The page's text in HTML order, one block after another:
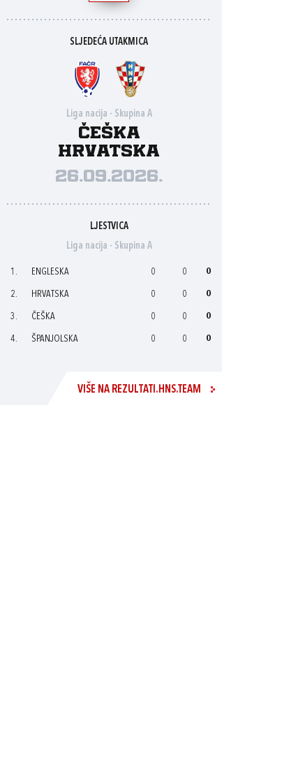
SLJEDEĆA UTAKMICA
Liga nacija - Skupina A
Češka
Hrvatska
26.09.2026.
LJESTVICA
Liga nacija - Skupina A
1. ENGLESKA 0 0 0
2. HRVATSKA 0 0 0
3. ČEŠKA 0 0 0
4. ŠPANJOLSKA 0 0 0
VIŠE NA REZULTATI.HNS.TEAM